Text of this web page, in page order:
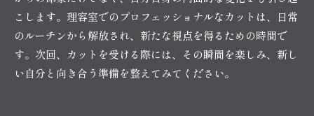
こします。理容室でのプロフェッショナルなカットは、日常
のルーチンから解放され、新たな視点を得るための時間で
す。次回、カットを受ける際には、その瞬間を楽しみ、新し
い自分と向き合う準備を整えてみてください。